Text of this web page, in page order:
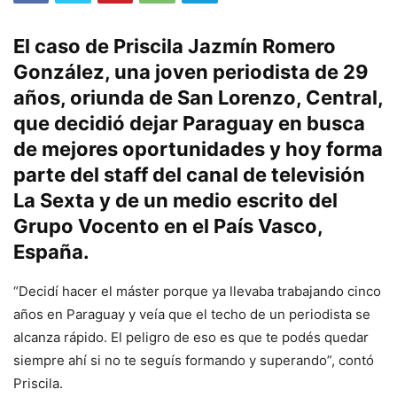
El caso de Priscila Jazmín Romero
González, una joven periodista de 29
años, oriunda de San Lorenzo, Central,
que decidió dejar Paraguay en busca
de mejores oportunidades y hoy forma
parte del staff del canal de televisión
La Sexta y de un medio escrito del
Grupo Vocento en el País Vasco,
España.
“Decidí hacer el máster porque ya llevaba trabajando cinco
años en Paraguay y veía que el techo de un periodista se
alcanza rápido. El peligro de eso es que te podés quedar
siempre ahí si no te seguís formando y superando”, contó
Priscila.